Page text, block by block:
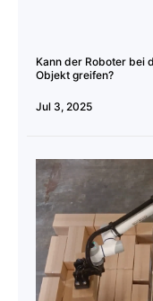
Kann der Roboter bei
Objekt greifen?
Jul 3, 2025